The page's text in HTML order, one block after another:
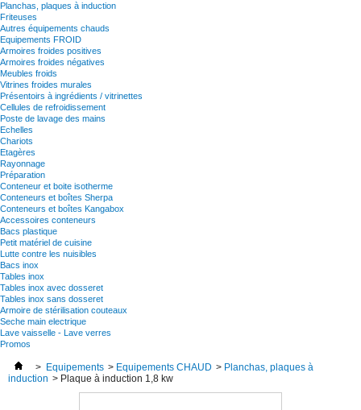
Planchas, plaques à induction
Friteuses
Autres équipements chauds
Equipements FROID
Armoires froides positives
Armoires froides négatives
Meubles froids
Vitrines froides murales
Présentoirs à ingrédients / vitrinettes
Cellules de refroidissement
Poste de lavage des mains
Echelles
Chariots
Etagères
Rayonnage
Préparation
Conteneur et boite isotherme
Conteneurs et boîtes Sherpa
Conteneurs et boîtes Kangabox
Accessoires conteneurs
Bacs plastique
Petit matériel de cuisine
Lutte contre les nuisibles
Bacs inox
Tables inox
Tables inox avec dosseret
Tables inox sans dosseret
Armoire de stérilisation couteaux
Seche main electrique
Lave vaisselle - Lave verres
Promos
> Equipements > Equipements CHAUD > Planchas, plaques à
induction > Plaque à induction 1,8 kw